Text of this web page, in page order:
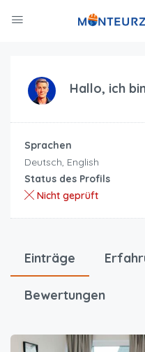
Hallo, ich
Sprachen
Deutsch, English
Status des Profils
Nicht geprüft
Einträge
Bewertungen